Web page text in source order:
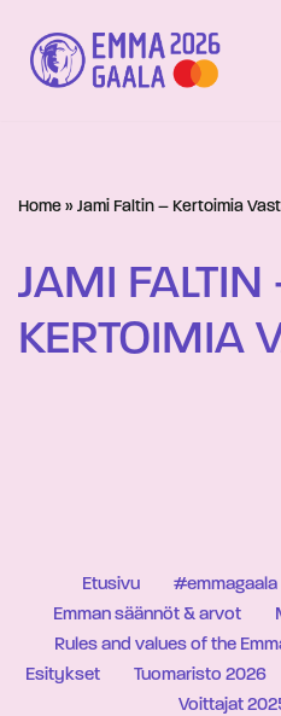
Siirry
suoraan
Home » Jami Faltin – Kertoimia
JAMI FALTIN
KERTOIMIA
Etusivu #emmagaala
Emman säännöt & arvot
Rules and values of the
Esitykset
Tuomaristo 2026
Voittajat